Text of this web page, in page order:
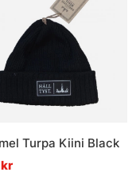
Turpa Kiini Black